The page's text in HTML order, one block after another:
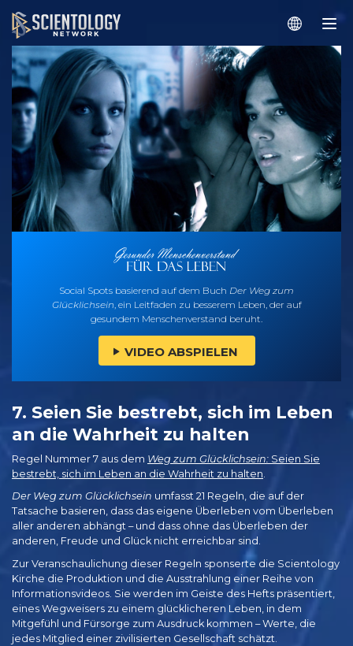
Social Spots basierend auf dem Buch Der Weg zum
Glücklichsein , ein Leitfaden zu besserem Leben, der auf
gesundem Menschenverstand beruht.
VIDEO ABSPIELEN
7. Seien Sie bestrebt, sich im Leben
an die Wahrheit zu halten
Regel Nummer 7 aus dem Weg zum Glücklichsein: Seien Sie
bestrebt, sich im Leben an die Wahrheit zu halten
Der Weg zum Glücklichsein umfasst 21 Regeln, die auf der
Tatsache basieren, dass das eigene Überleben vom Überleben
aller anderen abhängt – und dass ohne das Überleben der
anderen, Freude und Glück nicht erreichbar sind.
Zur Veranschaulichung dieser Regeln sponserte die Scientology
Kirche die Produktion und die Ausstrahlung einer Reihe von
Informationsvideos. Sie werden im Geiste des Hefts präsentiert,
eines Wegweisers zu einem glücklicheren Leben, in dem
Mitgefühl und Fürsorge zum Ausdruck kommen – Werte, die
jedes Mitglied einer zivilisierten Gesellschaft schätzt.